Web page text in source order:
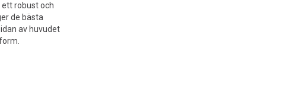
robust och
de bästa
av huvudet